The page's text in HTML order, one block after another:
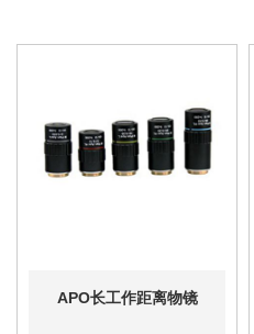
APO长工作距离物镜